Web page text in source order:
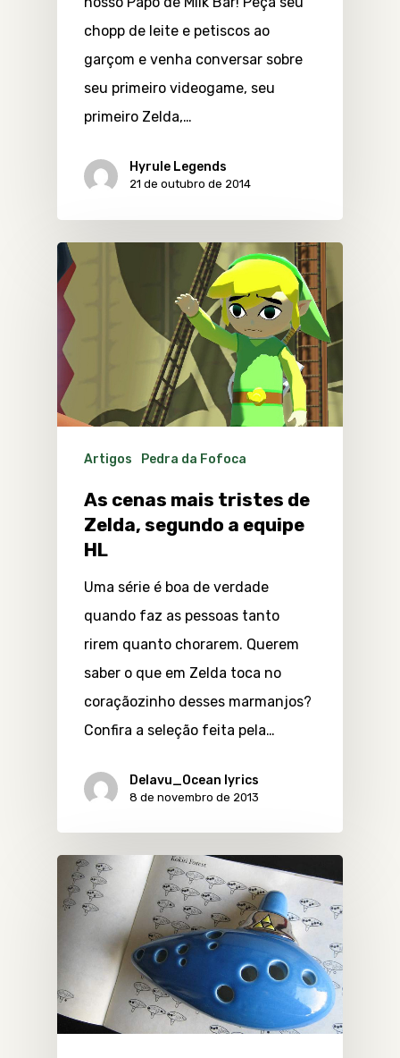
chopp de leite e petiscos ao
garçom e venha conversar sobre
seu primeiro videogame, seu
primeiro Zelda,…
Hyrule Legends
21 de outubro de 2014
Artigos Pedra da Fofoca
As cenas mais tristes de
Zelda, segundo a equipe
HL
Uma série é boa de verdade
quando faz as pessoas tanto
rirem quanto chorarem. Querem
saber o que em Zelda toca no
coraçãozinho desses marmanjos?
Confira a seleção feita pela…
Delavu_Ocean lyrics
8 de novembro de 2013